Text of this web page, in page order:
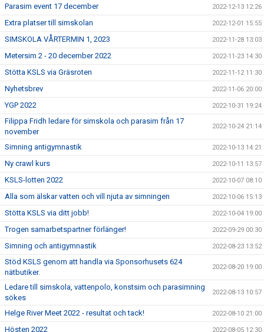
Parasim event 17 december 2022-12-13 12:26
Extra platser till simskolan 2022-12-01 15:55
SIMSKOLA VÅRTERMIN 1, 2023 2022-11-28 13:03
Metersim 2 - 20 december 2022 2022-11-23 14:30
Stötta KSLS via Gräsroten 2022-11-12 11:30
Nyhetsbrev 2022-11-06 20:00
YGP 2022 2022-10-31 19:24
Filippa Fridh ledare för simskola och parasim från 17
november
2022-10-24 21:14
Simning antigymnastik 2022-10-13 14:21
Ny crawl kurs 2022-10-11 13:57
KSLS-lotten 2022 2022-10-07 08:10
Alla som älskar vatten och vill njuta av simningen 2022-10-06 15:13
Stötta KSLS via ditt jobb! 2022-10-04 19:00
Trogen samarbetspartner förlänger! 2022-09-29 00:30
Simning och antigymnastik 2022-08-23 13:52
Stöd KSLS genom att handla via Sponsorhusets 624
nätbutiker.
2022-08-20 19:00
Ledare till simskola, vattenpolo, konstsim och parasimning
sökes
2022-08-13 10:57
Helge River Meet 2022 - resultat och tack! 2022-08-10 21:00
Hösten 2022 2022-08-05 12:30